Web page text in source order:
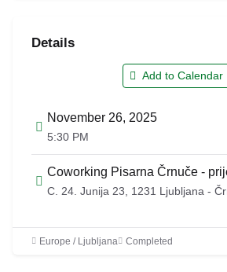
Details
Add to Calendar
November 26, 2025
5:30 PM
Coworking Pisarna Črnuče -
C. 24. Junija 23, 1231 Ljubljana -
Europe / Ljubljana Completed